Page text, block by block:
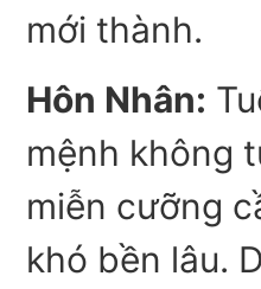
mới thành.
Hôn Nhân:
mệnh không
miễn cưỡng
khó bền lâu.